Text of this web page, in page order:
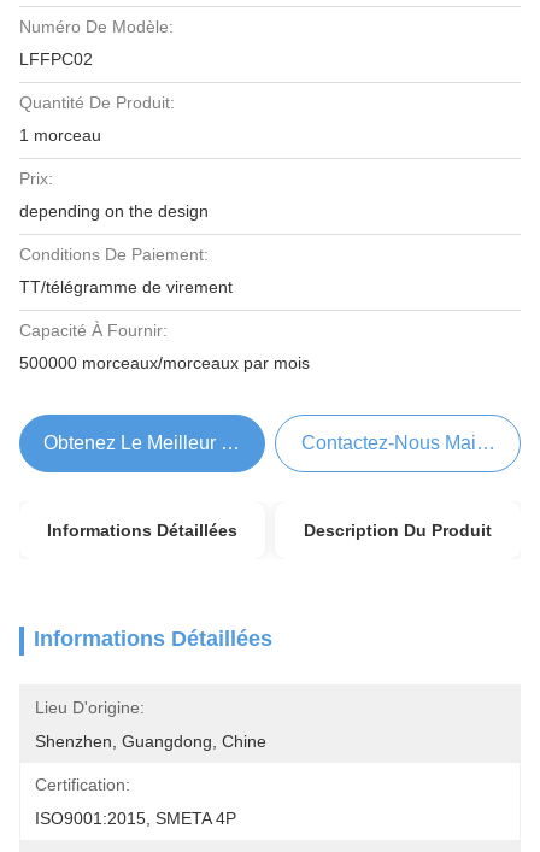
Numéro De Modèle:
LFFPC02
Quantité De Produit:
1 morceau
Prix:
depending on the design
Conditions De Paiement:
TT/télégramme de virement
Capacité À Fournir:
500000 morceaux/morceaux par mois
Obtenez Le Meilleur Prix Contactez-Nous Maintenant
Informations Détaillées Description Du Produit
Informations Détaillées
Lieu D'origine:
Shenzhen, Guangdong, Chine
Certification:
ISO9001:2015, SMETA 4P